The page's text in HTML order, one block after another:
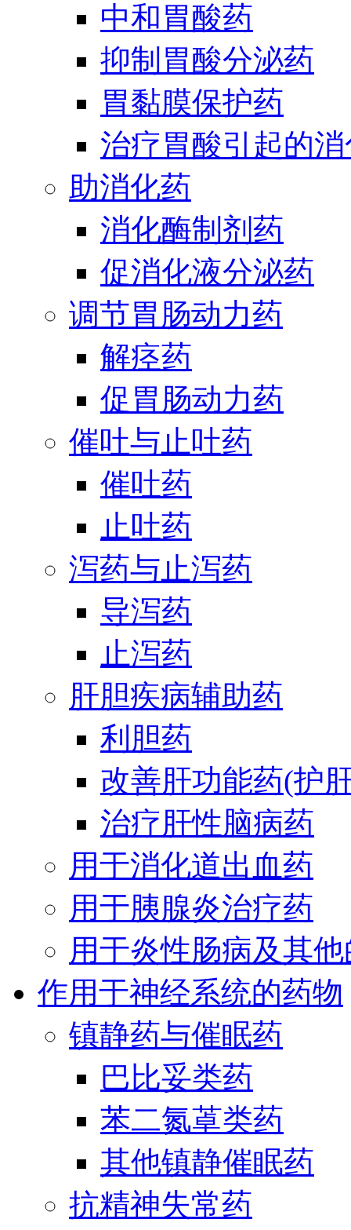
中和胃酸药
抑制胃酸分泌药
胃黏膜保护药
治疗胃酸引起的
助消化药
消化酶制剂药
促消化液分泌药
调节胃肠动力药
解痉药
促胃肠动力药
催吐与止吐药
催吐药
止吐药
泻药与止泻药
导泻药
止泻药
肝胆疾病辅助药
利胆药
改善肝功能药(护
治疗肝性脑病药
用于消化道出血药
用于胰腺炎治疗药
用于炎性肠病及其
作用于神经系统的药物
镇静药与催眠药
巴比妥类药
苯二氮䓬类药
其他镇静催眠药
抗精神失常药